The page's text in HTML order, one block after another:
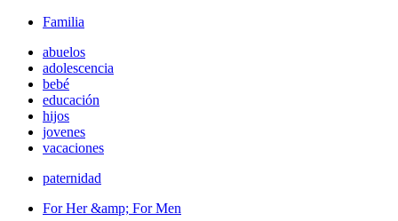
Familia
abuelos
adolescencia
bebé
educación
hijos
jovenes
vacaciones
paternidad
For Her &amp; For Men